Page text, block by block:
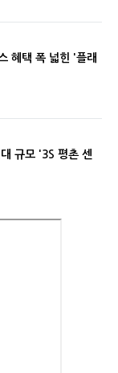
혜택 폭 넓힌 '플래
규모 '3S 평촌 센